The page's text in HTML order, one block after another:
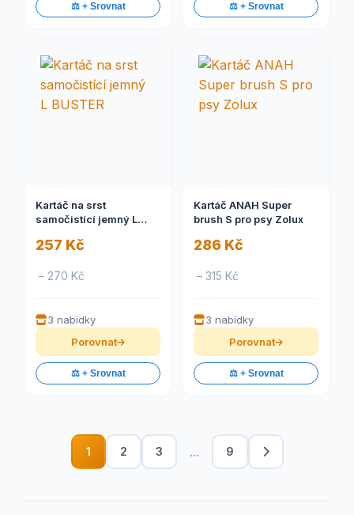
⚖️ + Srovnat ⚖️ + Srovnat
Kartáč na srst
samočistící jemný L
257 Kč
– 270 Kč
3 nabídky
Porovnat
⚖️ + Srovnat
Kartáč ANAH Super
brush S pro psy Zolux
286 Kč
– 315 Kč
3 nabídky
Porovnat
⚖️ + Srovnat
1 2 3 ... 9